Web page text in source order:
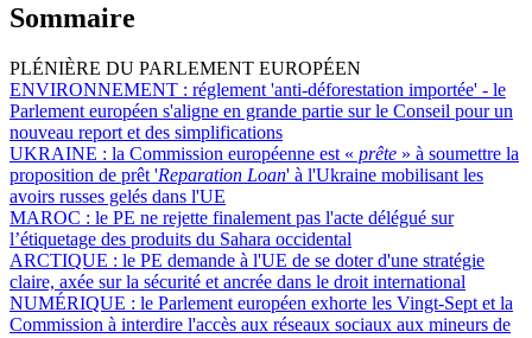
Sommaire
PLÉNIÈRE DU PARLEMENT EUROPÉEN
ENVIRONNEMENT : réglement 'anti-déforestation importée' - le
Parlement européen s'aligne en grande partie sur le Conseil pour un
nouveau report et des simplifications
UKRAINE : la Commission européenne est « prête » à soumettre la
proposition de prêt 'Reparation Loan' à l'Ukraine mobilisant les
avoirs russes gelés dans l'UE
MAROC : le PE ne rejette finalement pas l'acte délégué sur
l’étiquetage des produits du Sahara occidental
ARCTIQUE : le PE demande à l'UE de se doter d'une stratégie
claire, axée sur la sécurité et ancrée dans le droit international
NUMÉRIQUE : le Parlement européen exhorte les Vingt-Sept et la
Commission à interdire l'accès aux réseaux sociaux aux mineurs de